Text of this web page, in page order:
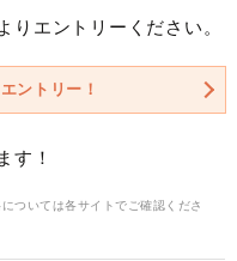
りエントリーください。
ントリー！
す！
ついては各サイトでご確認くださ